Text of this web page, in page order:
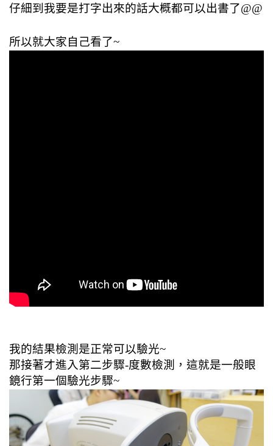
仔細到我要是打字出來的話大概都可以出書了@@
所以就大家自己看了~
我的結果檢測是正常可以驗光~
那接著才進入第二步驟-度數檢測，這就是一般眼
鏡行第一個驗光步驟~